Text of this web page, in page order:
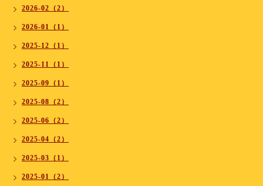
2026-02（2）
2026-01（1）
2025-12（1）
2025-11（1）
2025-09（1）
2025-08（2）
2025-06（2）
2025-04（2）
2025-03（1）
2025-01（2）